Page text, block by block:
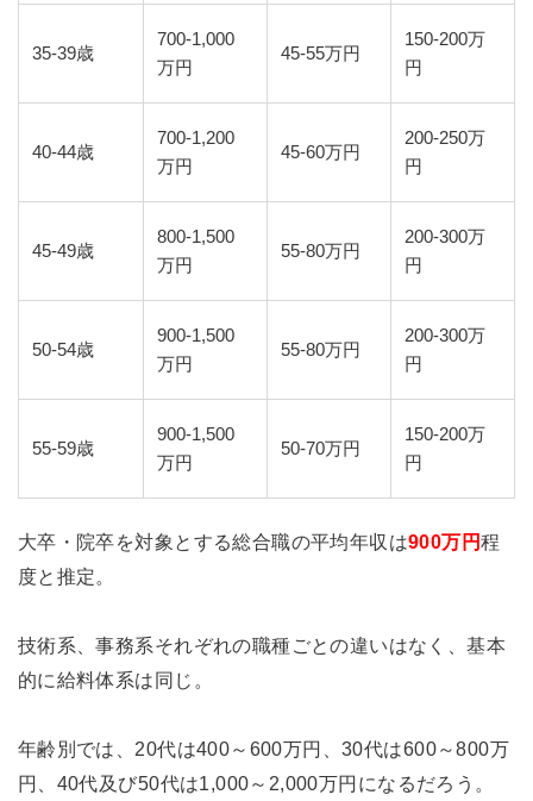
35-39歳
700-1,000
万円
45-55万円
150-200万
円
40-44歳
700-1,200
万円
45-60万円
200-250万
円
45-49歳
800-1,500
万円
55-80万円
200-300万
円
50-54歳
900-1,500
万円
55-80万円
200-300万
円
55-59歳
900-1,500
万円
50-70万円
150-200万
円
大卒・院卒を対象とする総合職の平均年収は900万円程
度と推定。
技術系、事務系それぞれの職種ごとの違いはなく、基本
的に給料体系は同じ。
年齢別では、20代は400～600万円、30代は600～800万
円、40代及び50代は1,000～2,000万円になるだろう。